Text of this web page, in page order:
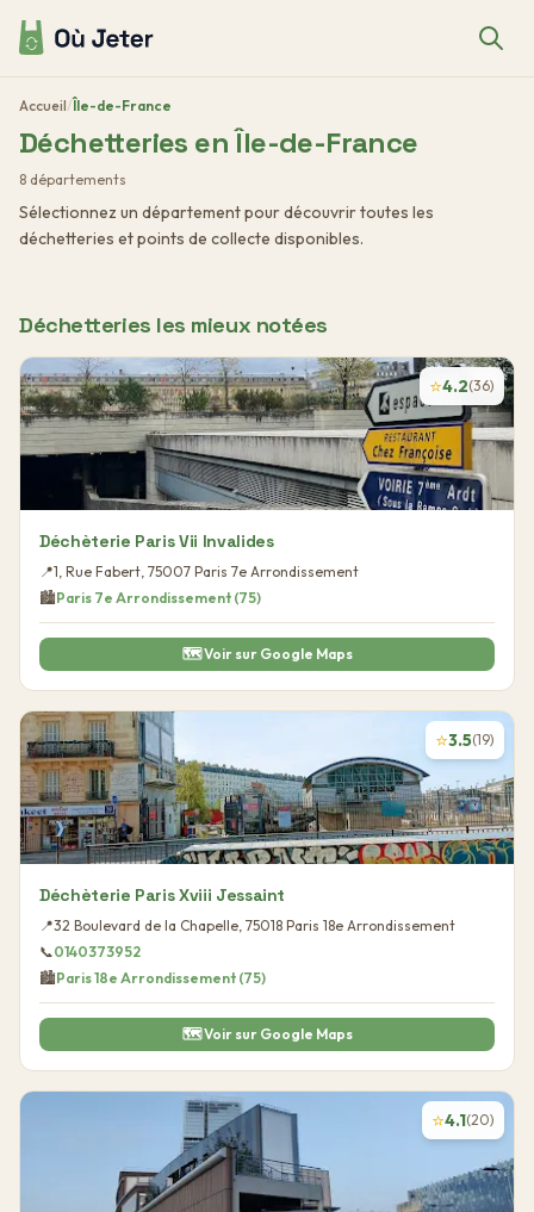
Accueil/Île-de-France
Déchetteries enÎle-de-France
8 départements
Sélectionnez un département pour découvrir toutes les
déchetteries et points de collecte disponibles.
Déchetteries les mieux notées
⭐4.2(36)
Déchèterie Paris Vii Invalides
📍1, Rue Fabert, 75007 Paris 7e Arrondissement
🏙️Paris 7e Arrondissement (75)
🗺️ Voir sur Google Maps
⭐3.5(19)
Déchèterie Paris Xviii Jessaint
📍32 Boulevard de la Chapelle, 75018
Paris 18e Arrondissement
📞0140373952
🏙️Paris 18e Arrondissement (75)
🗺️ Voir sur Google Maps
⭐4.1(20)